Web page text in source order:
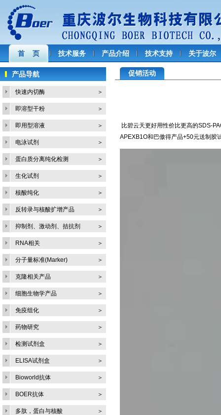
首 页 技术服务 产品介绍 技术支持 关于波尔
产品导航
快速内切酶 ＞
即溶型干粉 ＞
即用型溶液 ＞
电泳试剂 ＞
蛋白质分离纯化检测 ＞
生化试剂 ＞
核酸纯化 ＞
反转录与核酸扩增产品 ＞
抑制剂、激动剂、拮抗剂 ＞
RNA相关 ＞
分子量标准(Marker) ＞
克隆相关产品 ＞
细胞生物学产品 ＞
免疫组化 ＞
药物研究 ＞
检测试剂盒 ＞
ELISA试剂盒 ＞
Bioworld抗体 ＞
BOER抗体 ＞
多肽，蛋白与核酸 ＞
促销活动
比碧云天更好用性价比更高的SDS-
APEXB1O和巴傲得产品+50元送制胶